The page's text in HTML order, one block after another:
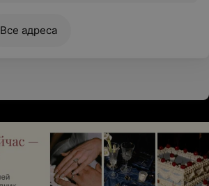
Все адреса